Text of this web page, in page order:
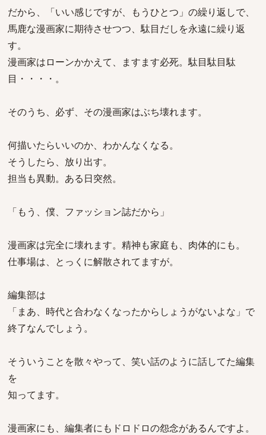
だから、「いい感じですが、もうひとつ」の繰り返しで、
馬鹿な漫画家に期待させつつ、駄目だしを永遠に繰り返
す。
漫画家はローンかかえて、ますます必死。駄目駄目駄
目・・・・。
そのうち、必ず、その漫画家はぶち壊れます。
何描いたらいいのか、わかんなくなる。
そうしたら、放り出す。
担当も異動。ある日突然。
「もう、僕、ファッション誌だから」
漫画家は完全に壊れます。精神も家庭も、肉体的にも。
仕事場は、とっくに解散されてますが。
編集部は
「まあ、時代と合わなくなったからしょうがないよな」で
終了なんでしょう。
そういうことを散々やって、笑い話のように話してた編集
を
知ってます。
漫画家にも、編集者にもドロドロの怨念があるんですよ。